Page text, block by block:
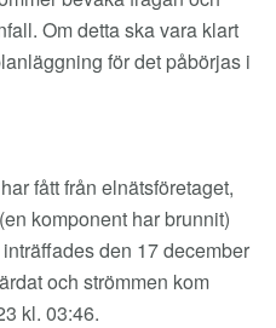
Om detta ska vara klart
för det påbörjas i
fått från elnätsföretaget,
komponent har brunnit)
den 17 december
och strömmen kom
kl. 03:46.